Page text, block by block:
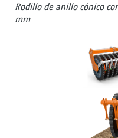
Rodillo de anillo cónico
mm